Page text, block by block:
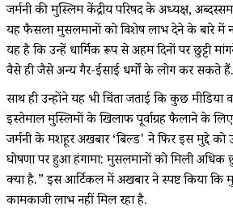
जर्मनी की मुस्लिम केंद्रीय परिषद के अध्यक्ष,
यह फैसला मुसलमानों को विशेष लाभ देने के बारे
यह है कि उन्हें धार्मिक रूप से अहम दिनों पर छुट्टी
वैसे ही जैसे अन्य गैर-ईसाई धर्मों के लोग कर सकते हैं.
साथ ही उन्होंने यह भी चिंता जताई कि कुछ
इस्तेमाल मुस्लिमों के खिलाफ पूर्वाग्रह फैलाने के
जर्मनी के मशहूर अखबार ‘बिल्ड' ने फिर इस मुद्दे
घोषणा पर हुआ हंगामा: मुसलमानों को मिली अधिक
क्या है.” इस आर्टिकल में अखबार ने स्पष्ट किया
कामकाजी लाभ नहीं मिल रहा है.